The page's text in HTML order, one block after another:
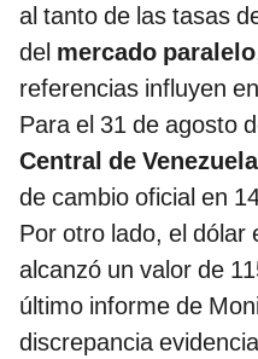
al tanto de las tasas
del mercado paralelo
referencias influyen
Para el 31 de agosto
Central de
de cambio oficial en
Por otro lado, el dólar
alcanzó un valor de
último informe de
discrepancia